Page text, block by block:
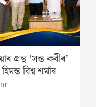
গ্ৰন্থ ‘সন্ত কবীৰ’
বিশ্ব শৰ্মাৰ